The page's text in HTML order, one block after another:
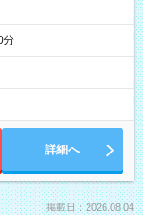
分
詳細へ
掲載日：2026.08.04